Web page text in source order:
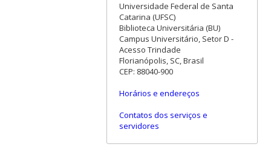
Universidade Federal de Santa
Catarina (UFSC)
Biblioteca Universitária (BU)
Campus Universitário, Setor D -
Acesso Trindade
Florianópolis, SC, Brasil
CEP: 88040-900
Horários e endereços
Contatos dos serviços e
servidores